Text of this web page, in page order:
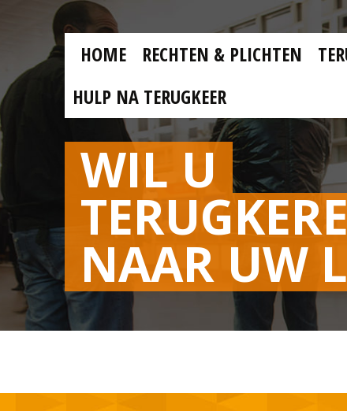
Skip to main content
MAIN
MENU
NL
HOME RECHTEN & PLICHTEN
HULP NA TERUGKEER
WIL U
NAAR UW